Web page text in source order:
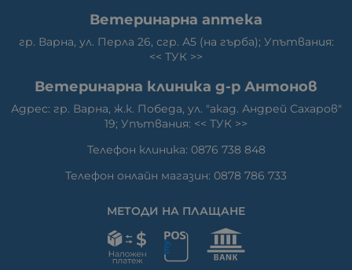
Ветеринарна аптека
гр. Варна, ул. Перла 26, сгр. А5 (на гърба); Упътвания:
<< ТУК >>
Ветеринарна клиника д-р Антонов
Адрес: гр. Варна, ж.к. Победа, ул. "акад. Андрей Сахаров"
19; Упътвания: << ТУК >>
Телефон клиника: 0876 738 848
Телефон онлайн магазин: 0878 786 733
МЕТОДИ НА ПЛАЩАНЕ